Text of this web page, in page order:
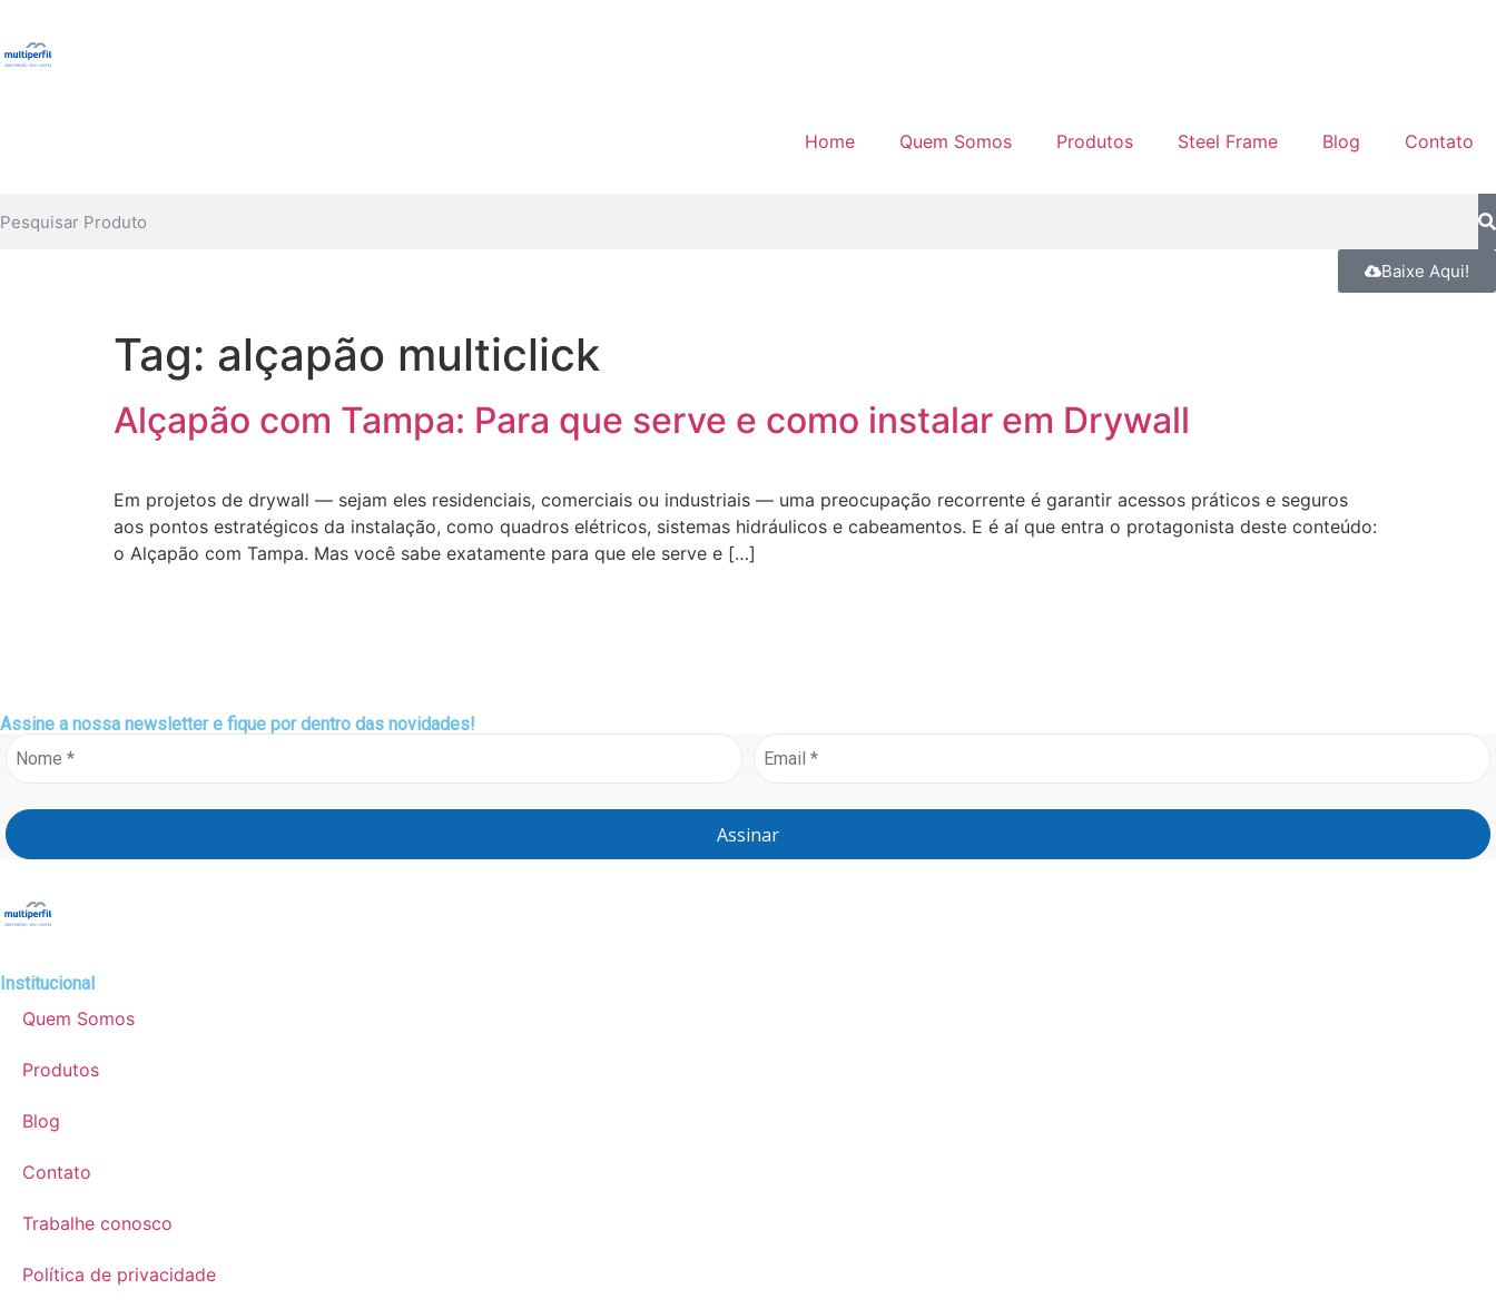
Home Quem Somos Produtos Steel Frame Blog Contato
Baixe Aqui!
Tag: alçapão multiclick
Alçapão com Tampa: Para que serve e como instalar em Drywall
Em projetos de drywall — sejam eles residenciais, comerciais ou industriais — uma preocupação recorrente é garantir acessos práticos e seguros
aos pontos estratégicos da instalação, como quadros elétricos, sistemas hidráulicos e cabeamentos. E é aí que entra o protagonista deste conteúdo:
o Alçapão com Tampa. Mas você sabe exatamente para que ele serve e […]
Assine a nossa newslettere fique por dentro das novidades!
Assinar
Institucional
Quem Somos
Produtos
Blog
Contato
Trabalhe conosco
Política de privacidade